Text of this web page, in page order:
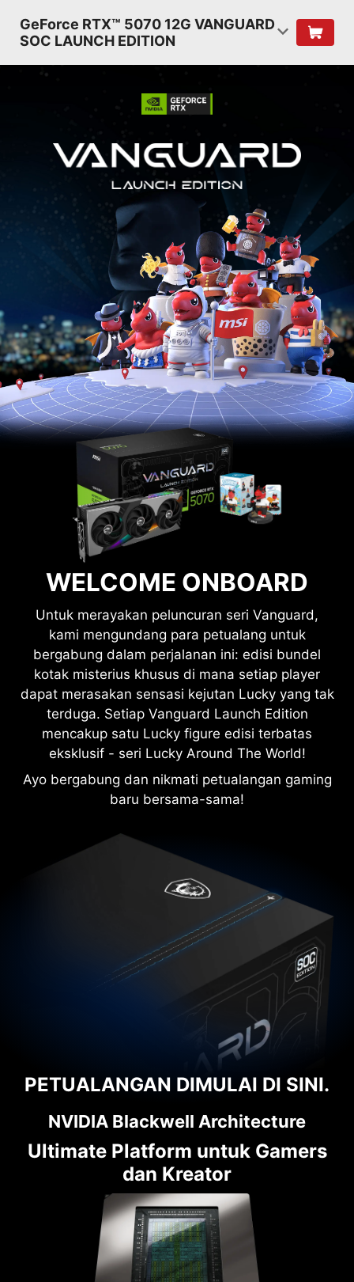
GeForce RTX™ 5070 12G VANGUARD
SOC LAUNCH EDITION
WELCOME ONBOARD
Untuk merayakan peluncuran seri Vanguard,
kami mengundang para petualang untuk
bergabung dalam perjalanan ini: edisi bundel
kotak misterius khusus di mana setiap player
dapat merasakan sensasi kejutan Lucky yang tak
terduga. Setiap Vanguard Launch Edition
mencakup satu Lucky figure edisi terbatas
eksklusif - seri Lucky Around The World!
Ayo bergabung dan nikmati petualangan gaming
baru bersama-sama!
PETUALANGAN DIMULAI DI SINI.
NVIDIA Blackwell Architecture
Ultimate Platform untuk Gamers
dan Kreator